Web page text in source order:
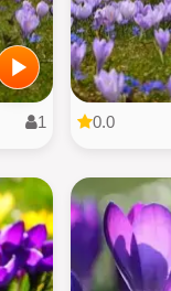
1 0.0